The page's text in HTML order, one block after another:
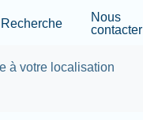
main content
Recherche
Nous
contacter
à votre localisation